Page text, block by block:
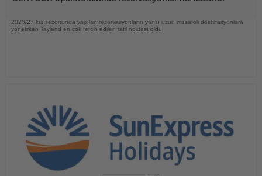
2026/27 kış sezonunda yapılan rezervasyonların yarısı uzun mesafeli destinasyonlara
yönelirken Tayland en çok tercih edilen tatil noktası oldu